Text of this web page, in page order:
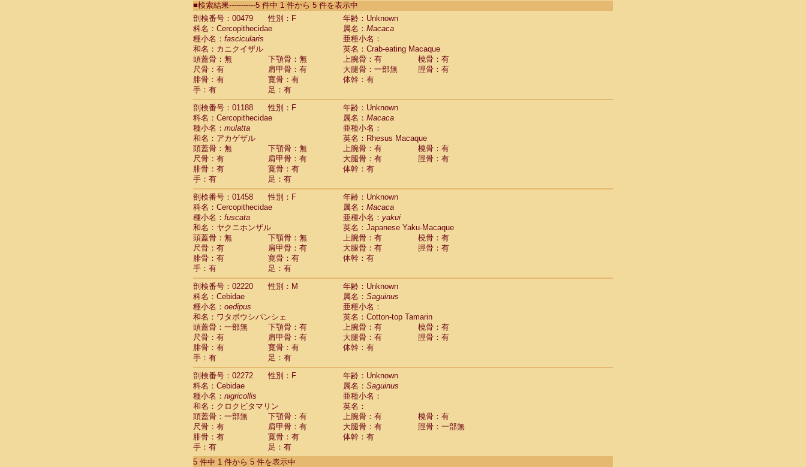
CebidaeSaguinus labiatus(0)
Cebidae Saguinus leucopus (0)
CebidaeSaguinus midas
CebidaeSaguinus mystax
CebidaeSaguinus nigricollis (1)
Cebidae Saguinus oedipus
Cebidae Saguinus weddelli
Cebidae Saguinusspp.
Cebidae Aotus trivirgatus
Cebidae Cebus albifrons
CebidaeCebus apella
Cebidae
CebidaeCebus nigrivittatus
Cebidae Cebusspp.(0)
Cebidae Saimiri boliviensis
Cebidae Saimiri sciureus
Atelidae Alouatta caraya
AtelidaeAlouatta fusca
AtelidaeAlouatta seniculus
AtelidaeAlouatta
Atelidae Ateles belzebuth
Atelidae Ateles geoffroyi
Atelidae Ateles paniscus
Atelidae Atelesspp.
Atelidae Lagothrix lagothricha
AtelidaeLagothrix lagothricha cana(0)
Pitheciidae Cacajao calvus rubicundus (0)
Pitheciidae Callicebus cupreus(0)
Pitheciidae Callicebus donacophilus(0)
PitheciidaeCallicebus moloch(0)
Pitheciidae Callicebus torquatus(0)
Pitheciidae Callicebus
Pitheciidae Chiropotes satanas
Pitheciidae Pithecia monachus
Pitheciidae Pithecia pithecia (0)
Cercopithecidae Cercocebus agilis (0)
Cercopithecidae Cercocebus galeritus chrysogaster
Cercopithecidae Cercocebus torquatus atys
CercopithecidaeCercocebus torquatus lunulatus(0)
CercopithecidaeCercocebus torquatus torquatus(0)
CercopithecidaeCercocebus hybrid(0)
CercopithecidaeCercocebus
CercopithecidaeLophocebus albigena
■検索結果-----------5 件中 1 件から 5 件を表示中
剖検番号：00479
性別：F
年齢：Unknown
科名：Cercopithecidae
属名： Macaca
種小名： fascicularis
亜種小名：
和名：カニクイザル
英名：Crab-eating Macaque
頭蓋骨：無
下顎骨：無 上腕骨：有
橈骨：有
尺骨：有
肩甲骨：有 大腿骨：一部無
脛骨：有
腓骨：有
寛骨：有
体幹：有
手：有
足：有
剖検番号：01188
性別：F
年齢：Unknown
科名：Cercopithecidae
属名： Macaca
種小名： mulatta
亜種小名：
和名：アカゲザル
英名：Rhesus Macaque
頭蓋骨：無
下顎骨：無 上腕骨：有
橈骨：有
尺骨：有
肩甲骨：有 大腿骨：有
脛骨：有
腓骨：有
寛骨：有
体幹：有
手：有
足：有
剖検番号：01458
性別：F
年齢：Unknown
科名：Cercopithecidae
属名： Macaca
種小名： fuscata 亜種小名： yakui
和名：ヤクニホンザル
英名：Japanese Yaku-Macaque
頭蓋骨：無
下顎骨：無 上腕骨：有
橈骨：有
尺骨：有
肩甲骨：有 大腿骨：有
脛骨：有
腓骨：有
寛骨：有
体幹：有
手：有
足：有
剖検番号：02220
性別：M
年齢：Unknown
科名：Cebidae
属名： Saguinus
種小名： oedipus
亜種小名：
和名：ワタボウシパンシェ
英名：Cotton-top Tamarin
頭蓋骨：一部無
下顎骨：有 上腕骨：有
橈骨：有
尺骨：有
肩甲骨：有 大腿骨：有
脛骨：有
腓骨：有
寛骨：有
体幹：有
手：有
足：有
剖検番号：02272
性別：F
年齢：Unknown
科名：Cebidae
属名： Saguinus
種小名： nigricollis
亜種小名：
和名：クロクビタマリン
英名：
頭蓋骨：一部無
下顎骨：有 上腕骨：有
橈骨：有
尺骨：有
肩甲骨：有 大腿骨：有
脛骨：一部無
腓骨：有
寛骨：有
体幹：有
手：有
足：有
5 件中 1 件から 5 件を表示中